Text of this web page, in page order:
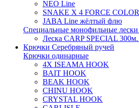
NEO Line
SNAKE X 4 FORCE
JABA Line жёлтый флю
Специальные монофильные
Леска CARP SPECIAL
Крючки Серебряный ручей
Крючки одинарные
4X ISEAMA HOOK
BAIT HOOK
BEAK HOOK
CHINU HOOK
CRYSTAL HOOK